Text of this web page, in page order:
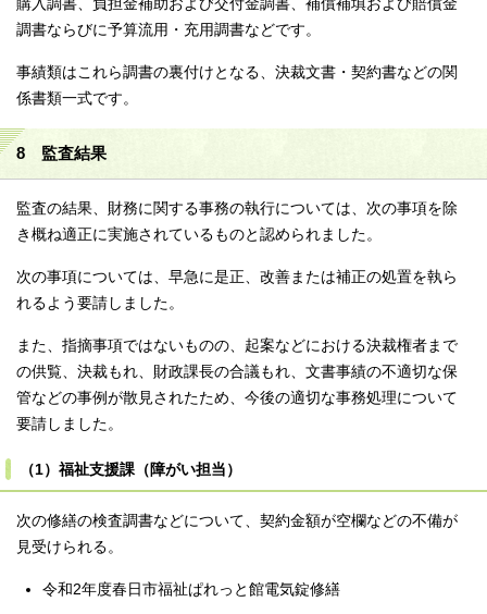
購入調書、負担金補助および交付金調書、補償補填および賠償金
調書ならびに予算流用・充用調書などです。
事績類はこれら調書の裏付けとなる、決裁文書・契約書などの関
係書類一式です。
8 監査結果
監査の結果、財務に関する事務の執行については、次の事項を除
き概ね適正に実施されているものと認められました。
次の事項については、早急に是正、改善または補正の処置を執ら
れるよう要請しました。
また、指摘事項ではないものの、起案などにおける決裁権者まで
の供覧、決裁もれ、財政課長の合議もれ、文書事績の不適切な保
管などの事例が散見されたため、今後の適切な事務処理について
要請しました。
（1）福祉支援課（障がい担当）
次の修繕の検査調書などについて、契約金額が空欄などの不備が
見受けられる。
令和2年度春日市福祉ぱれっと館電気錠修繕